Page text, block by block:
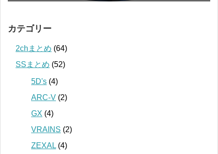
カテゴリー
2chまとめ (64)
SSまとめ (52)
5D's (4)
ARC-V (2)
GX (4)
VRAINS (2)
ZEXAL (4)